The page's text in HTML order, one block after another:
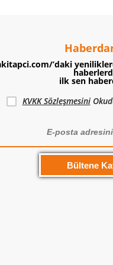
’daki
ilk sen
KVKK Sözleşmesini